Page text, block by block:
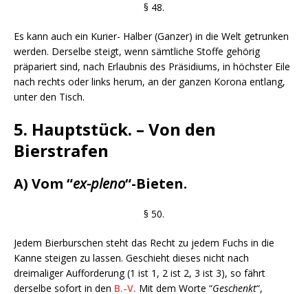
§ 48.
Es kann auch ein Kurier- Halber (Ganzer) in die Welt getrunken
werden. Derselbe steigt, wenn sämtliche Stoffe gehörig
präpariert sind, nach Erlaubnis des Präsidiums, in höchster Eile
nach rechts oder links herum, an der ganzen Korona entlang,
unter den Tisch.
5. Hauptstück. – Von den
Bierstrafen
A) Vom “ex-pleno“-Bieten.
§ 50.
Jedem Bierburschen steht das Recht zu jedem Fuchs in die
Kanne steigen zu lassen. Geschieht dieses nicht nach
dreimaliger Aufforderung (1 ist 1, 2 ist 2, 3 ist 3), so fährt
derselbe sofort in den B.-V. Mit dem Worte “Geschenkt“,